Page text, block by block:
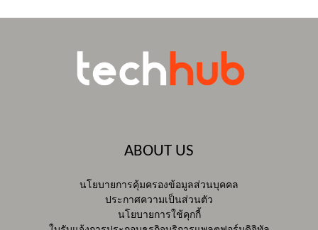
ABOUT US
นโยบายการคุ้มครองข้อมูลส่วนบุคคล
ประกาศความเป็นส่วนตัว
นโยบายการใช้คุกกี้